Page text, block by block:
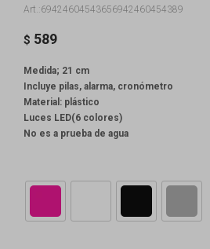
69424604543656942460454389
$ 589
Medida; 21 cm
Incluye pilas, alarma, cronómetro
Material: plástico
Luces LED(6 colores)
No es a prueba de agua